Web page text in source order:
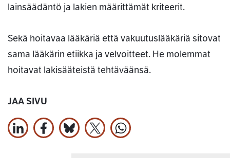
lainsäädäntö ja lakien määrittämät kriteerit.
Sekä hoitavaa lääkäriä että vakuutuslääkäriä sitovat
sama lääkärin etiikka ja velvoitteet. He molemmat
hoitavat lakisääteistä tehtäväänsä.
JAA SIVU
Jaa LinkedInissä
Jaa Facebookissa
Jaa Bluesky:ssa
Jaa X:ssäJaa WhatsApissa